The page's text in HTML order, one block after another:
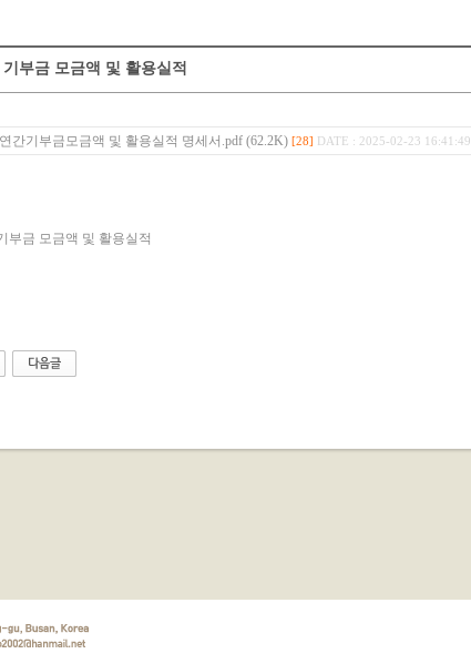
기부금 모금액 및 활용실적
간기부금모금액 및 활용실적 명세서.pdf (62.2K) [28] DATE : 2025-02-23 16:41:49
부금 모금액 및 활용실적